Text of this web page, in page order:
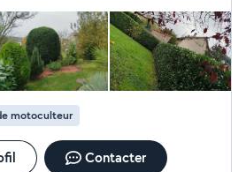
de plants.
motoculteur
Contacter